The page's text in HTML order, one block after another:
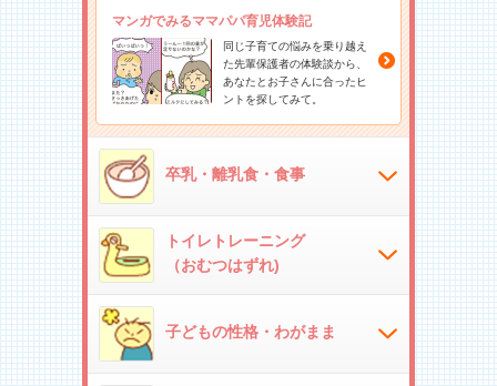
マンガでみるママパパ育児体験記
同じ子育ての悩みを乗り越え
た先輩保護者の体験談から、
あなたとお子さんに合ったヒ
ントを探してみて。
卒乳・離乳食・食事
トイレトレーニング
（おむつはずれ)
子どもの性格・わがまま